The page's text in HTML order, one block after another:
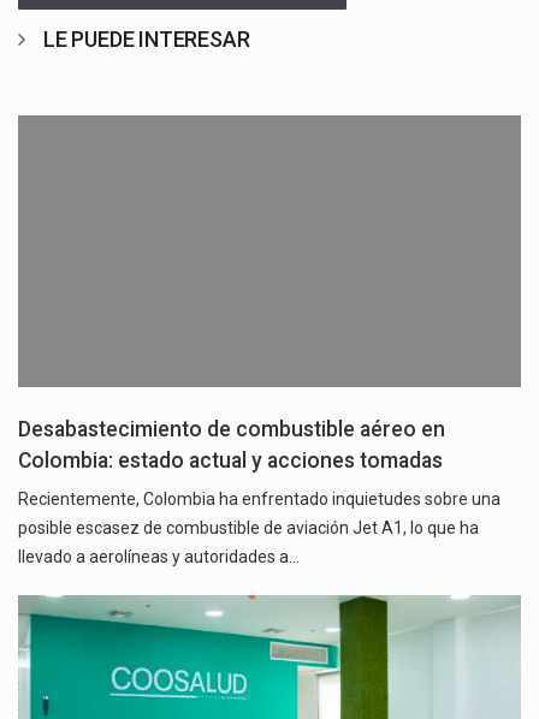
LE PUEDE INTERESAR
Desabastecimiento de combustible aéreo en
Colombia: estado actual y acciones tomadas
Recientemente, Colombia ha enfrentado inquietudes sobre una
posible escasez de combustible de aviación Jet A1, lo que ha
llevado a aerolíneas y autoridades a…